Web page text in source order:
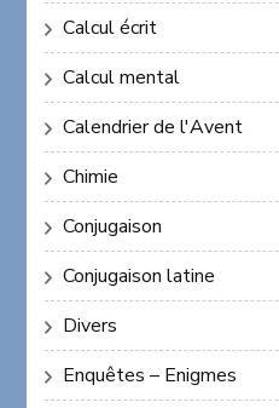
Calcul écrit
Calcul mental
Calendrier de l'Avent
Chimie
Conjugaison
Conjugaison latine
Divers
Enquêtes – Enigmes